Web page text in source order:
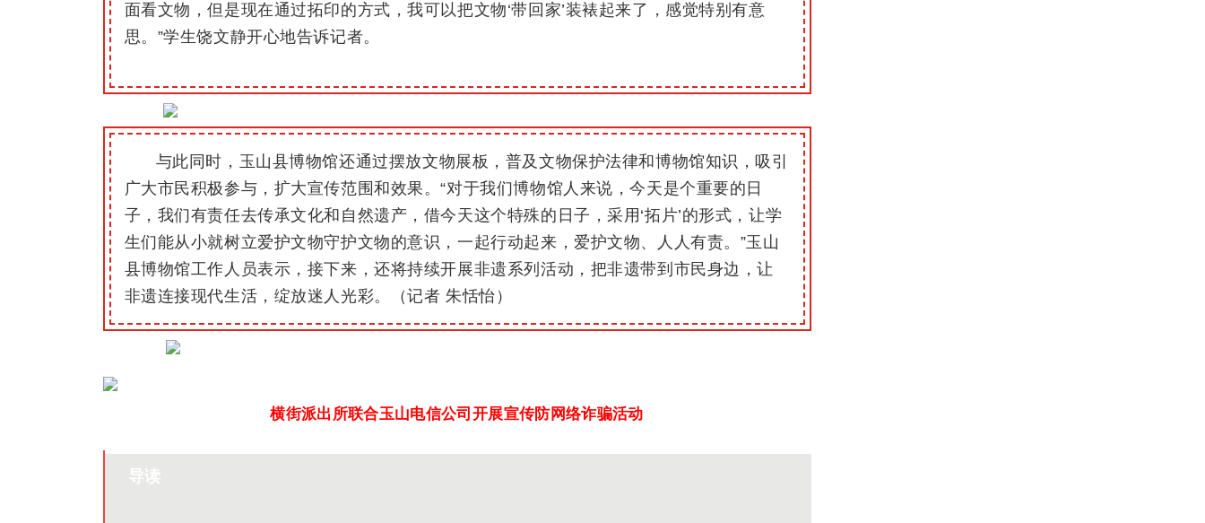
面看文物，但是现在通过拓印的方式，我可以把文物‘带回家’装裱起来了，感觉特别有意
思。 ”学生饶文静开心地告诉记者。
与此同时，玉山县博物馆还通过摆放文物展板，普及文物保护法律和博物馆知识，吸引
广大市民积极参与，扩大宣传范围和效果。“对于我们博物馆人来说，今天是个重要的日
子，我们有责任去传承文化和自然遗产，借今天这个特殊的日子，采用‘拓片’的形式，让学
生们能从小就树立爱护文物守护文物的意识，一起行动起来，爱护文物、人人有责。 ”玉山
县博物馆工作人员表示，接下来，还将持续开展非遗系列活动，把非遗带到市民身边，让
非遗连接现代生活，绽放迷人光彩。
（记者 朱恬怡）
横街派出所联合玉山电信公司开展宣传防网络诈骗活动
导读